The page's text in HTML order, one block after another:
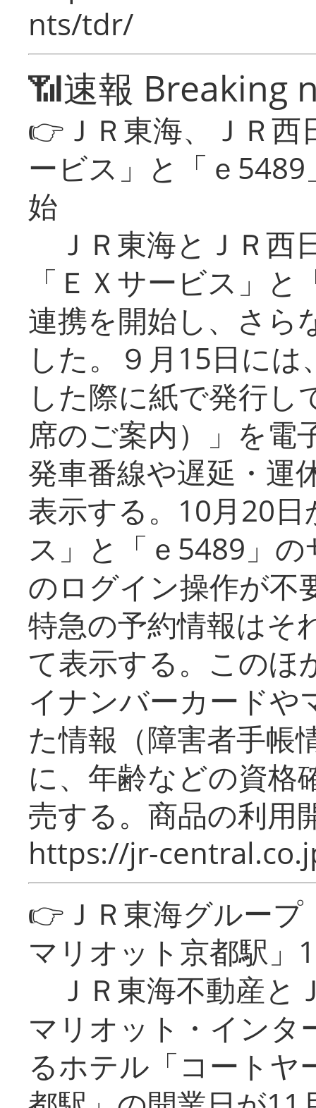
nts/tdr/
📶速報 Breaking
👉ＪＲ東海、ＪＲ
ービス」と「ｅ
始
ＪＲ東海とＪＲ西
「ＥＸサービス」
連携を開始し、さら
した。９月15日に
した際に紙で発行し
席のご案内）」を電
発車番線や遅延・運
表示する。10月20
ス」と「ｅ5489」
のログイン操作が不
特急の予約情報はそ
て表示する。このほ
イナンバーカードや
た情報（障害者手帳
に、年齢などの資格
売する。商品の利用
https://jr-
👉ＪＲ東海グルー
マリオット京都駅」
ＪＲ東海不動産と
マリオット・インタ
るホテル「コートヤ